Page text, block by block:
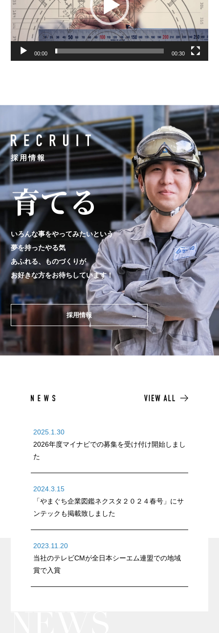
ー
ヤ
ー
00:00 00:30
採用情報
育てる
いろんな事をやってみたいという
夢を持ったやる気
あふれる、ものづくりが
お好きな方をお待ちしています！
採用情報
2025.1.30
2026年度マイナビでの募集を受け付け開始しまし
た
2024.3.15
「やまぐち企業図鑑ネクスタ２０２４春号」にサ
ンテックも掲載致しました
2023.11.20
当社のテレビCMが全日本シーエム連盟での地域
賞で入賞